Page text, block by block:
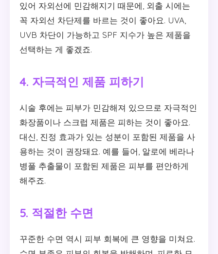
있어 자외선에 민감해지기 때문에, 외출 시에는
꼭 자외선 차단제를 바르는 것이 좋아요. UVA,
UVB 차단이 가능하고 SPF 지수가 높은 제품을
선택하는 게 좋겠죠.
4. 자극적인 제품 피하기
시술 후에는 피부가 민감해져 있으므로 자극적인
화장품이나 스크럽 제품은 피하는 것이 좋아요.
대신, 진정 효과가 있는 성분이 포함된 제품을 사
용하는 것이 권장돼요. 예를 들어, 알로에 베라나
병풀 추출물이 포함된 제품은 피부를 편안하게
해주죠.
5. 적절한 수면
꾸준한 수면 역시 피부 회복에 큰 영향을 미쳐요.